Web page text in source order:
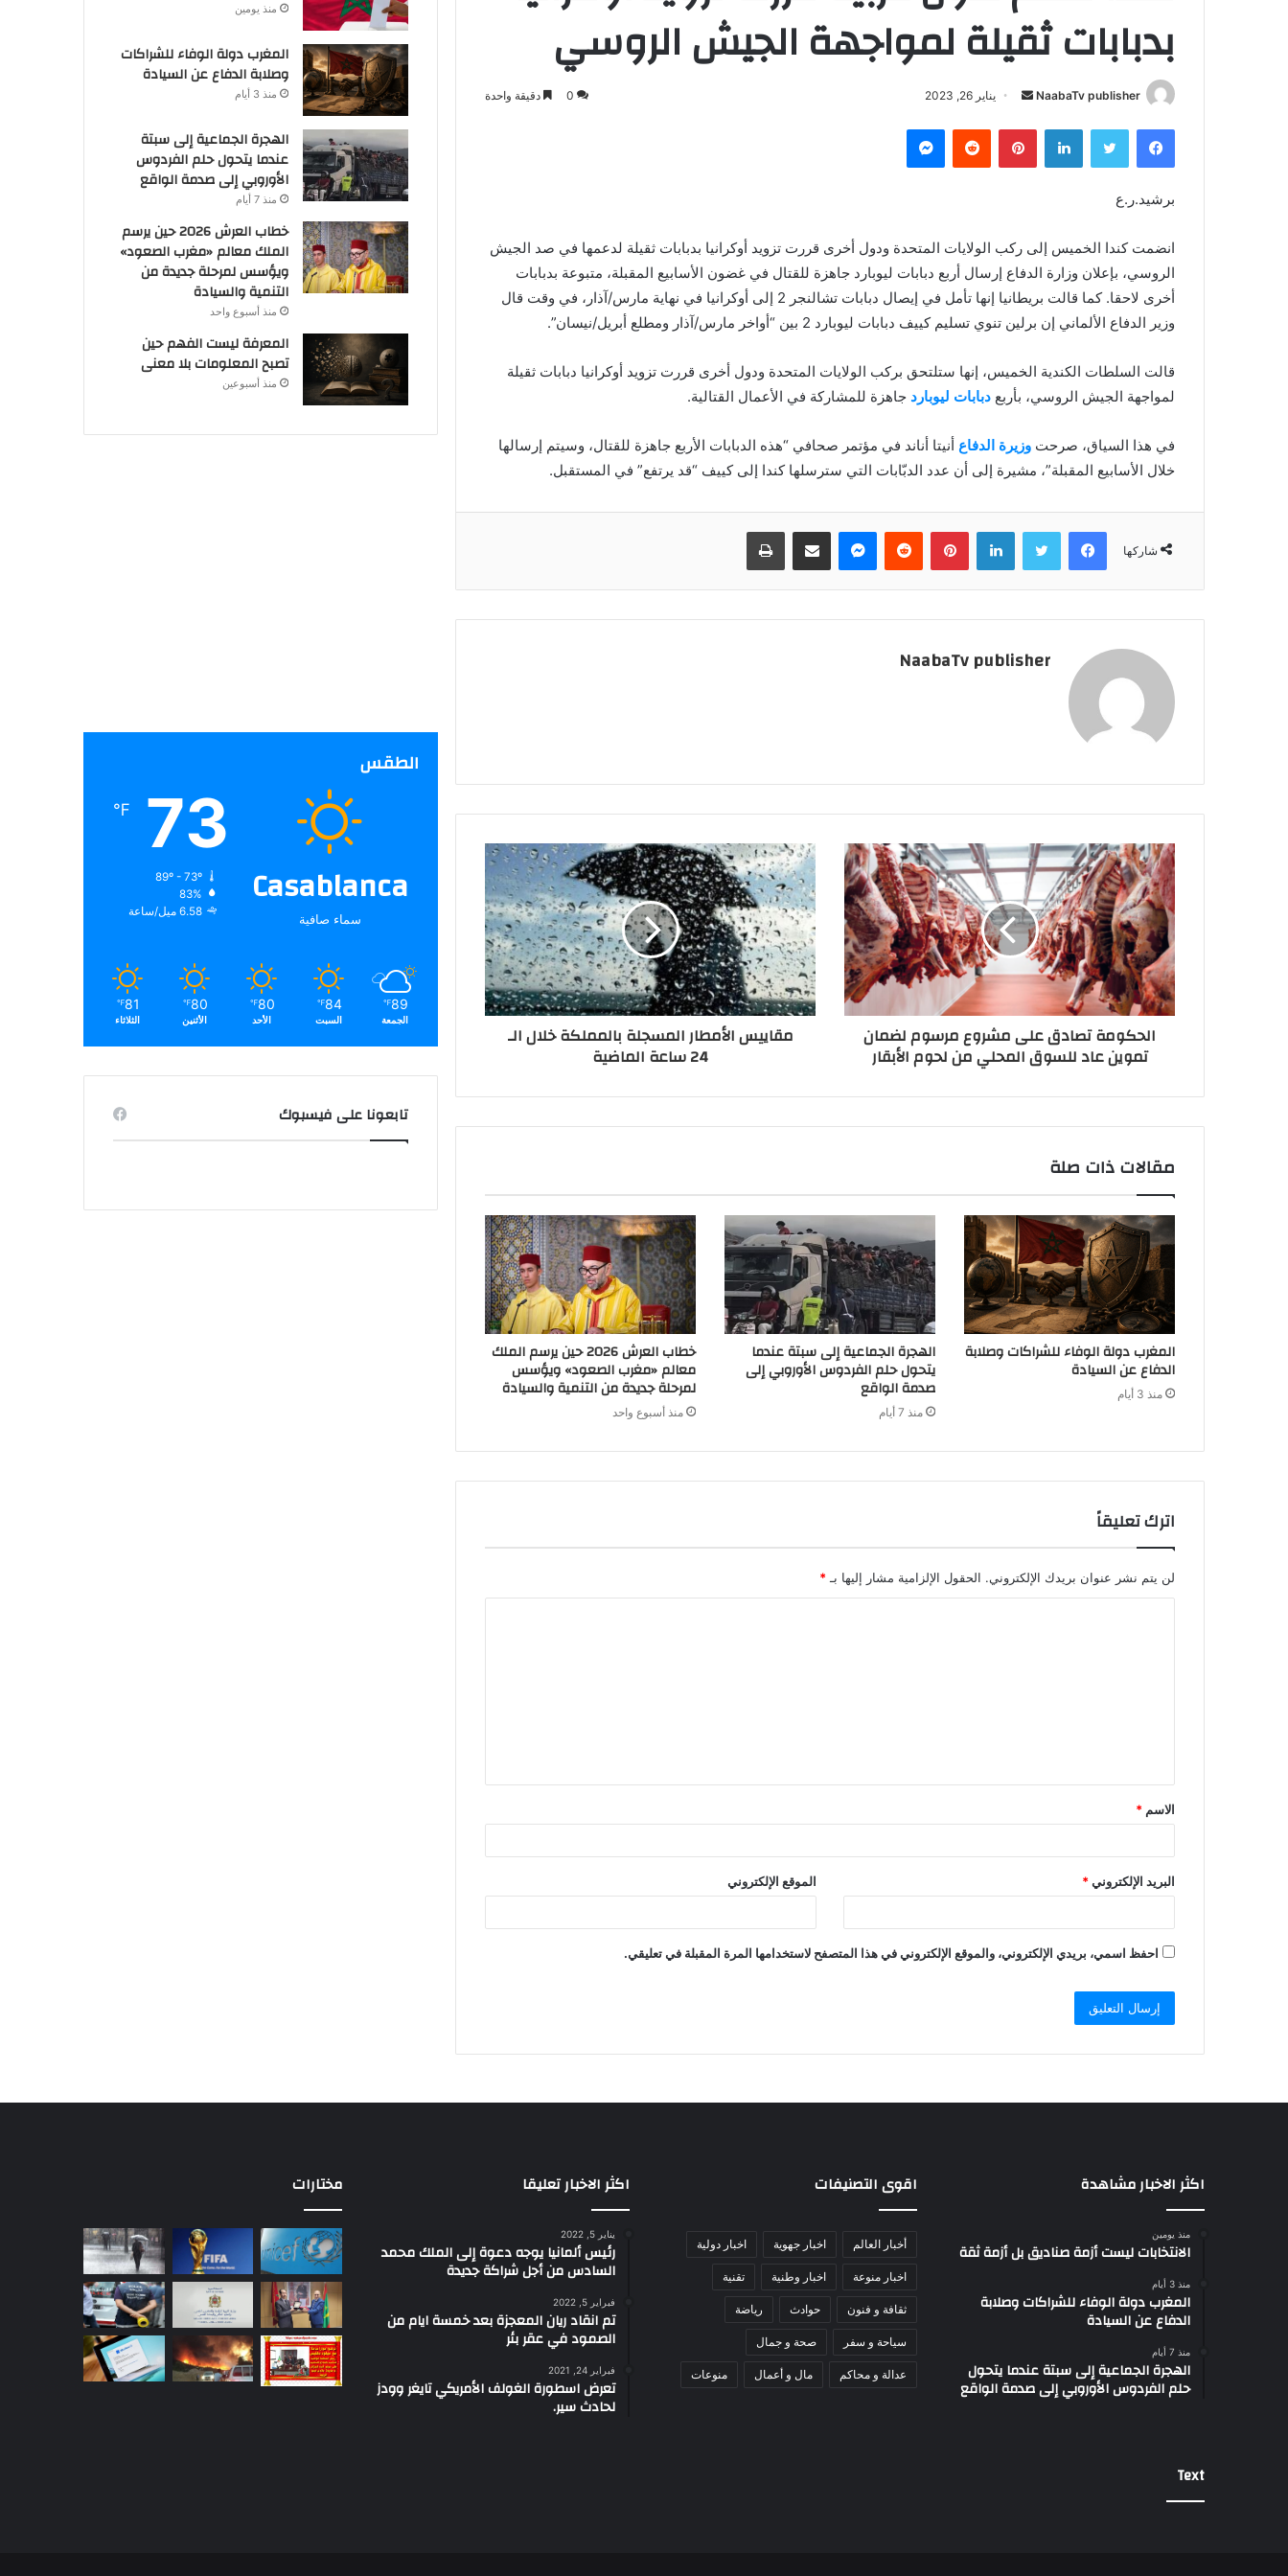
بدبابات ثقيلة لمواجهة الجيش الروسي
NaabaTv publisher
س
د
ا
إ
ل
ت
ر
يناير 26, 2023 0 دقيقة واحدة
فيسبوك لينكدإن بينتيريست
برشيد.ر.ع
انضمت كندا الخميس إلى ركب الولايات المتحدة ودول أخرى قررت تزويد أوكرانيا بدبابات ثقيلة لدعمها في صد الجيش
الروسي، بإعلان وزارة الدفاع إرسال أربع دبابات ليوبارد جاهزة للقتال في غضون الأسابيع المقبلة، متبوعة بدبابات
أخرى لاحقا. كما قالت بريطانيا إنها تأمل في إيصال دبابات تشالنجر 2 إلى أوكرانيا في نهاية مارس/آذار، في وقت قال
وزير الدفاع الألماني إن برلين تنوي تسليم كييف دبابات ليوبارد 2 بين “أواخر مارس/آذار ومطلع أبريل/نيسان”.
قالت السلطات الكندية الخميس، إنها ستلتحق بركب الولايات المتحدة ودول أخرى قررت تزويد أوكرانيا دبابات ثقيلة
لمواجهة الجيش الروسي، بأربع دبابات ليوبارد جاهزة للمشاركة في الأعمال القتالية.
في هذا السياق، صرحت وزيرة الدفاع أنيتا أناند في مؤتمر صحافي “هذه الدبابات الأربع جاهزة للقتال، وسيتم إرسالها
خلال الأسابيع المقبلة”، مشيرة إلى أن عدد الدبّابات التي سترسلها كندا إلى كييف “قد يرتفع” في المستقبل.
شاركها
فيسبوك لينكدإن بينتيريست
NaabaTv publisher
الحكومة تصادق على مشروع مرسوم لضمان
تموين عاد للسوق المحلي من لحوم الأبقار
مقاييس الأمطار المسجلة بالمملكة خلال الـ
24 ساعة الماضية
مقالات ذات صلة
المغرب دولة الوفاء للشراكات وصلابة
الدفاع عن السيادة
منذ 3 أيام
الهجرة الجماعية إلى سبتة عندما
يتحول حلم الفردوس الأوروبي إلى
صدمة الواقع
منذ 7 أيام
خطاب العرش 2026 حين يرسم الملك
معالم «مغرب الصعود» ويؤسس
لمرحلة جديدة من التنمية والسيادة
منذ أسبوع واحد
اترك تعليقاً
لن يتم نشر عنوان بريدك الإلكتروني. الحقول الإلزامية مشار إليها بـ*
الاسم *
البريد الإلكتروني* الموقع الإلكتروني
احفظ اسمي، بريدي الإلكتروني، والموقع الإلكتروني في هذا المتصفح لاستخدامها المرة المقبلة في تعليقي.
منذ يومين
المغرب دولة الوفاء للشراكات
وصلابة الدفاع عن السيادة
منذ 3 أيام
الهجرة الجماعية إلى سبتة
عندما يتحول حلم الفردوس
الأوروبي إلى صدمة الواقع
منذ 7 أيام
خطاب العرش 2026 حين يرسم
الملك معالم «مغرب الصعود»
ويؤسس لمرحلة جديدة من
التنمية والسيادة
منذ أسبوع واحد
المعرفة ليست الفهم حين
تصبح المعلومات بلا معنى
منذ أسبوعين
الطقس
Casablanca
سماء صافية
73
℉
89º - 73º
83%
6.58 ميل/ساعة
89
℉
الجمعة
84
℉
السبت
80
℉
الأحد
80
℉
الأثنين
81
℉
الثلاثاء
تابعونا على فيسبوك
اكثر الاخبار مشاهدة
منذ يومين
الانتخابات ليست أزمة صناديق بل أزمة ثقة
منذ 3 أيام
المغرب دولة الوفاء للشراكات وصلابة
الدفاع عن السيادة
منذ 7 أيام
الهجرة الجماعية إلى سبتة عندما يتحول
حلم الفردوس الأوروبي إلى صدمة الواقع
اقوى التصنيفات
أخبار العالم اخبار جهوية اخبار دولية
اخبار منوعة اخبار وطنية تقنية
ثقافة و فنون حوادث رياضة
سياحة و سفر صحة و جمال
عدالة و محاكم مال و أعمال منوعات
اكثر الاخبار تعليقا
يناير 5, 2022
رئيس ألمانيا يوجه دعوة إلى الملك محمد
السادس من أجل شراكة جديدة
فبراير 5, 2022
تم انقاد ريان المعجزة بعد خمسة ايام من
الصمود في عقر بئر
فبراير 24, 2021
تعرض اسطورة الغولف الأمريكي تايغر وودز
لحادث سير.
مختارات
Text